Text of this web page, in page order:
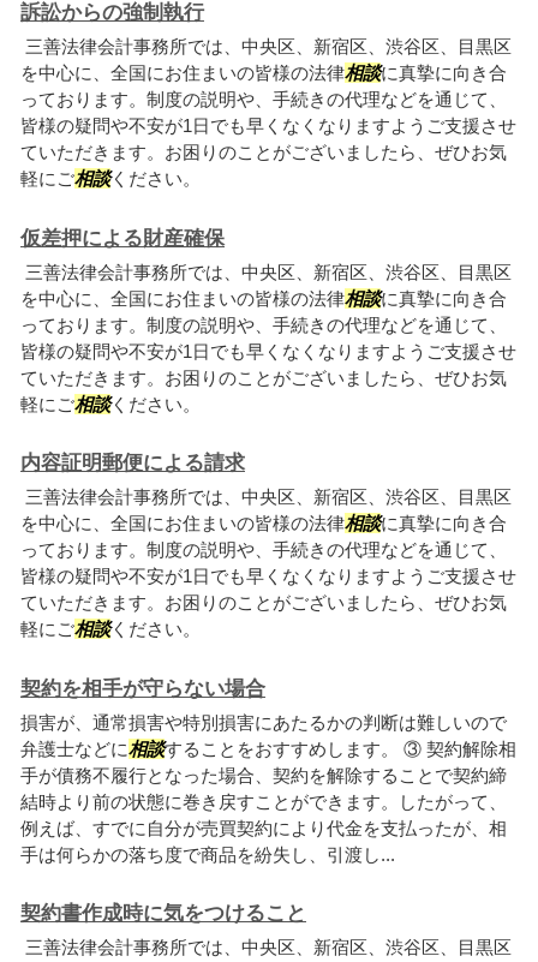
訴訟からの強制執行
三善法律会計事務所では、中央区、新宿区、渋谷区、目黒区
を中心に、全国にお住まいの皆様の法律相談に真摯に向き合
っております。制度の説明や、手続きの代理などを通じて、
皆様の疑問や不安が1日でも早くなくなりますようご支援させ
ていただきます。お困りのことがございましたら、ぜひお気
軽にご相談ください。
仮差押による財産確保
三善法律会計事務所では、中央区、新宿区、渋谷区、目黒区
を中心に、全国にお住まいの皆様の法律相談に真摯に向き合
っております。制度の説明や、手続きの代理などを通じて、
皆様の疑問や不安が1日でも早くなくなりますようご支援させ
ていただきます。お困りのことがございましたら、ぜひお気
軽にご相談ください。
内容証明郵便による請求
三善法律会計事務所では、中央区、新宿区、渋谷区、目黒区
を中心に、全国にお住まいの皆様の法律相談に真摯に向き合
っております。制度の説明や、手続きの代理などを通じて、
皆様の疑問や不安が1日でも早くなくなりますようご支援させ
ていただきます。お困りのことがございましたら、ぜひお気
軽にご相談ください。
契約を相手が守らない場合
損害が、通常損害や特別損害にあたるかの判断は難しいので
弁護士などに相談することをおすすめします。 ③ 契約解除相
手が債務不履行となった場合、契約を解除することで契約締
結時より前の状態に巻き戻すことができます。したがって、
例えば、すでに自分が売買契約により代金を支払ったが、相
手は何らかの落ち度で商品を紛失し、引渡し...
契約書作成時に気をつけること
三善法律会計事務所では、中央区、新宿区、渋谷区、目黒区